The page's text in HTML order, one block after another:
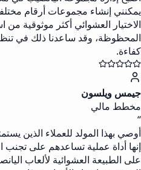
يمكنني إنشاء مجموعات أرقام
الاختيار العشوائي أكثر موثوقية من
المحظوظة، وقد ساعدنا ذلك في
كفاءة.
جيمس ويلسون
مخطط مالي
“
أوصي بهذا المولد للعملاء الذين
إنها أداة عملية تساعدهم على تجنب
على الطبيعة العشوائية لألعاب